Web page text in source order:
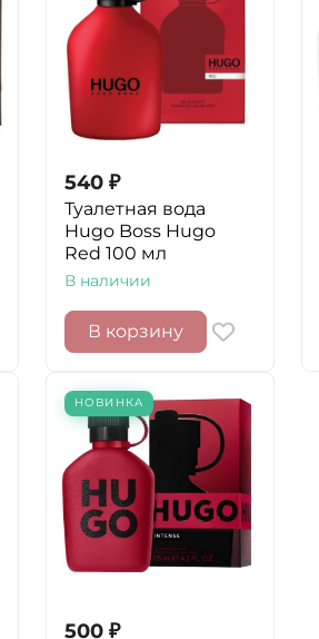
540 ₽
Туалетная вода
Hugo Boss Hugo
Red 100 мл
В наличии
В корзину
НОВИНКА
500 ₽